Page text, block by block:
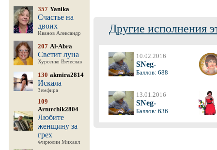
357 Yanika
Счастье на
двоих
Иванов Александр
207 Al-Abra
Светит луна
Хурсенко Вячеслав
130 akmira2814
Искала
Земфира
109
Arturchik2804
Любите
женщину за
грех
Фирюлин Михаил
Другие исполнения
10.02.2016
SNeg-
Баллов: 688
13.01.2016
SNeg-
Баллов: 636